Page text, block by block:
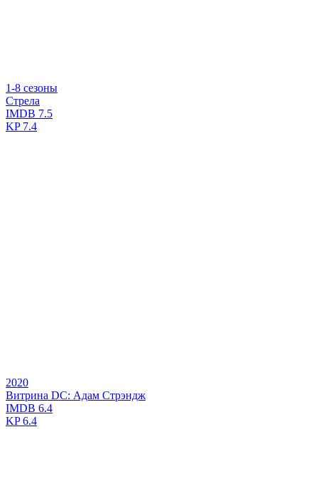
1-8 сезоны
Стрела
IMDB 7.5
KP7.4
2020
Витрина DC: Адам Стрэндж
IMDB 6.4
KP6.4